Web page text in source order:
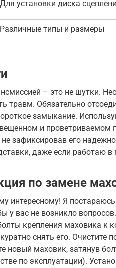
Для установки диска
Различные типы и размеры
– это не шутки.
травм. Обязательно
замыкание.
и проветриваемом
зафиксировав его
даже если работаю в
по замене
интересному! Я
у вас не возникло
крепления маховика к
снять его. Очистите
новый маховик, затянув
по эксплуатации).